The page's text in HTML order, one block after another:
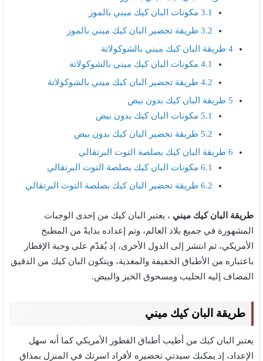
3.1 مكونات البان كيك ميني بالموز
3.2 طريقة تحضير البان كيك ميني بالموز
4 طريقة البان كيك ميني بالشوكولاتة
4.1 مكونات البان كيك ميني بالشوكولاتة
4.2 طريقة تحضير البان كيك ميني بالشوكولاتة
5 طريقة البان كيك بدون بيض
5.1 مكونات البان كيك بدون بيض
5.2 طريقة تحضير البان كيك بدون بيض
6 طريقة البان كيك بصلصة التوت البرتقالي
6.1 مكونات البان كيك بصلصة التوت البرتقالي
6.2 طريقة تحضير البان كيك بصلصة التوت البرتقالي
طريقة البان كيك ميني ، يعتبر البان كيك من إحدى الوجبات
المشهورة في جميع بلاد العالم، وتم إعداده بدايةً من المطبخ
الأمريكي، ثم انتشر إلى الدول الأخرى، إذ يُقدّم على وجبة الإفطار
باعتباره من الأطباق الخفيفة والمغذية، ويتكون البان كيك من الدقيق
المضاف إليه الحليب ومسحوق الخبز والبيض.
طريقة البان كيك ميني
يعتبر البان كيك من أطيب أطباق الفطور الأمريكي كما أنه سهل
الإعداد، إذ يمكنك سيدتي تحضيره لأفراد اسرتك في المنزل بمذاق